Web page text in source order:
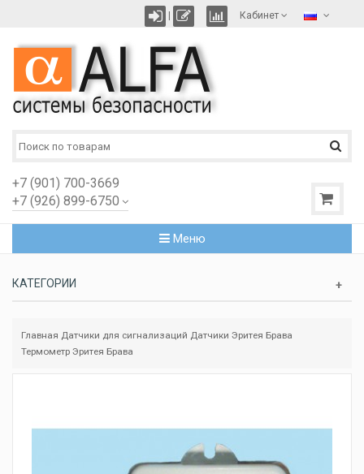
Кабинет
+7 (901) 700-3669
+7 (926) 899-6750
Меню
КАТЕГОРИИ
Главная Датчики для сигнализаций Датчики Эритея Брава
Термометр Эритея Брава